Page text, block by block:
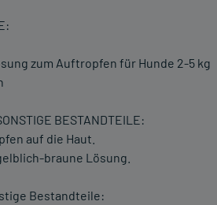
zum Auftropfen für Hunde 2-5 kg
BESTANDTEILE:
auf die Haut.
braune Lösung.
Bestandteile: